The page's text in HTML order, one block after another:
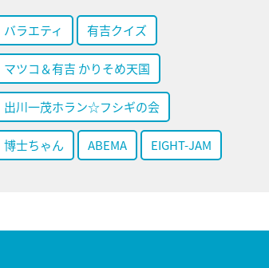
バラエティ 有吉クイズ
マツコ＆有吉 かりそめ天国
出川一茂ホラン☆フシギの会
博士ちゃん ABEMA EIGHT-JAM